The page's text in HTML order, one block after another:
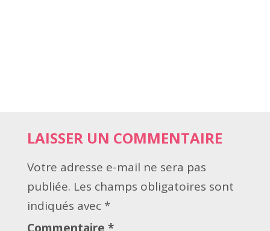
LAISSER UN COMMENTAIRE
Votre adresse e-mail ne sera pas
publiée. Les champs obligatoires sont
indiqués avec *